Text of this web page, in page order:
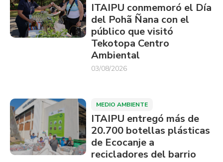
ITAIPU conmemoró el Día
del Pohã Ñana con el
público que visitó
Tekotopa Centro
Ambiental
03/08/2026
MEDIO AMBIENTE
ITAIPU entregó más de
20.700 botellas plásticas
de Ecocanje a
recicladores del barrio